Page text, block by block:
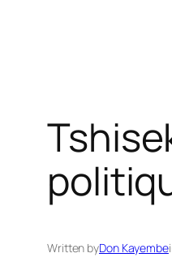
Written byDon Kayembe